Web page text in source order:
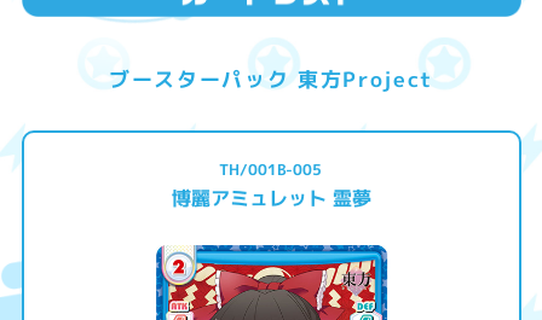
ブースターパック 東方Project
TH/001B-005
博麗アミュレット 霊夢